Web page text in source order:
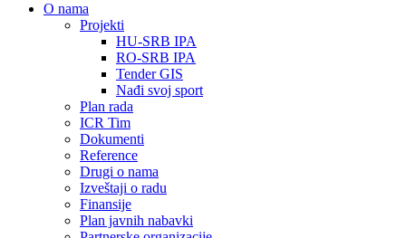
О nama
Projekti
HU-SRB IPA
RO-SRB IPA
Tender GIS
Nađi svoj sport
Plan rada
ICR Tim
Dokumenti
Reference
Drugi o nama
Izveštaji o radu
Finansije
Plan javnih nabavki